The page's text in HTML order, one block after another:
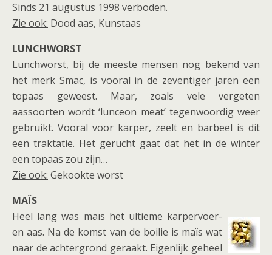
Sinds 21 augustus 1998 verboden.
Zie ook: Dood aas, Kunstaas
LUNCHWORST
Lunchworst, bij de meeste mensen nog bekend van
het merk Smac, is vooral in de zeventiger jaren een
topaas geweest. Maar, zoals vele vergeten
aassoorten wordt ‘lunceon meat’ tegenwoordig weer
gebruikt. Vooral voor karper, zeelt en barbeel is dit
een traktatie. Het gerucht gaat dat het in de winter
een topaas zou zijn…
Zie ook: Gekookte worst
MAÏS
Heel lang was maïs het ultieme karpervoer-
en aas. Na de komst van de boilie is maïs wat
naar de achtergrond geraakt. Eigenlijk geheel